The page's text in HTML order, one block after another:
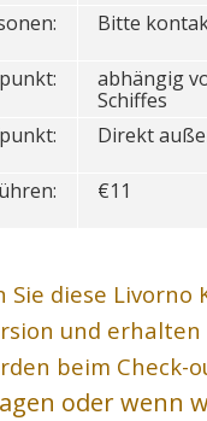
Bitte
abhängig
Schiffes
Direkt
€11
Sie diese
und erhalten
beim Check-
oder wenn